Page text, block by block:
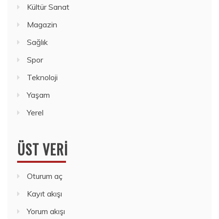
Kültür Sanat
Magazin
Sağlık
Spor
Teknoloji
Yaşam
Yerel
ÜST VERI
Oturum aç
Kayıt akışı
Yorum akışı